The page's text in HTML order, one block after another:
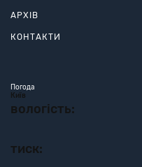
АРХІВ
КОНТАКТИ
Погода
Київ
вологість:
тиск: